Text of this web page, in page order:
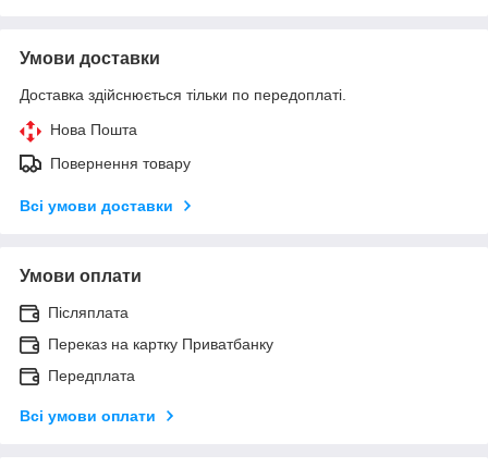
Умови доставки
Доставка здійснюється тільки по передоплаті.
Нова Пошта
Повернення товару
Всі умови доставки
Умови оплати
Післяплата
Переказ на картку Приватбанку
Передплата
Всі умови оплати